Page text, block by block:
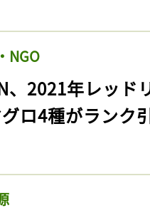
NGO
、2021年レッ
ロ4種がランク